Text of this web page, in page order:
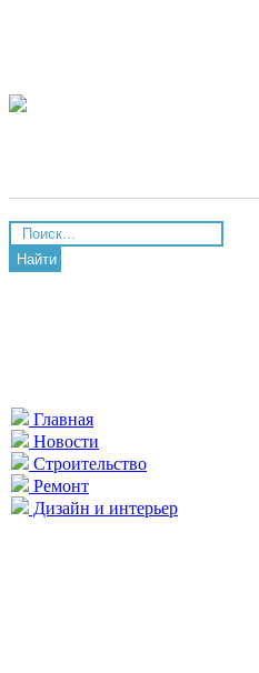
Найти
Главная
Новости
Строительство
Ремонт
Дизайн и интерьер